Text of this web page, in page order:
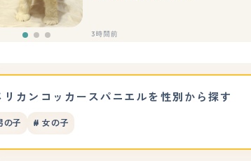
3時間前
リカンコッカースパニエルを性別から探す
の子 # 女の子